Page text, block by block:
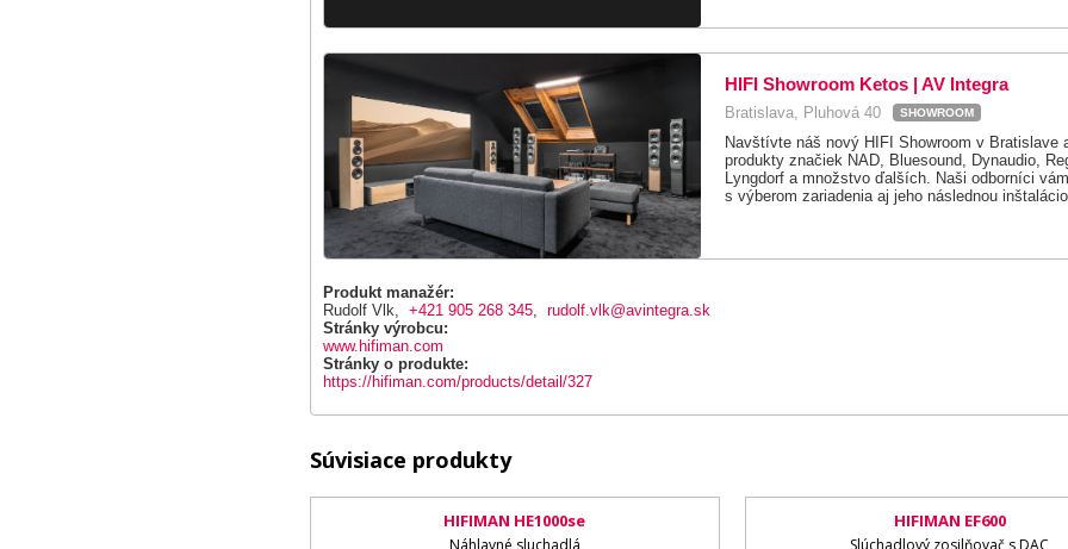
HIFI Showroom Ketos | AV Integra
Bratislava, Pluhová 40 SHOWROOM
Navštívte náš nový HIFI Showroom v Bratislave
produkty značiek NAD, Bluesound, Dynaudio,
Lyngdorf a množstvo ďalších. Naši odborníci
s výberom zariadenia aj jeho následnou
Produkt manažér:
Rudolf Vlk, +421 905 268 345, rudolf.vlk@avintegra.sk
Stránky výrobcu:
www.hifiman.com
Stránky o produkte:
https://hifiman.com/products/detail/327
Súvisiace produkty
HIFIMAN HE1000se HIFIMAN EF600